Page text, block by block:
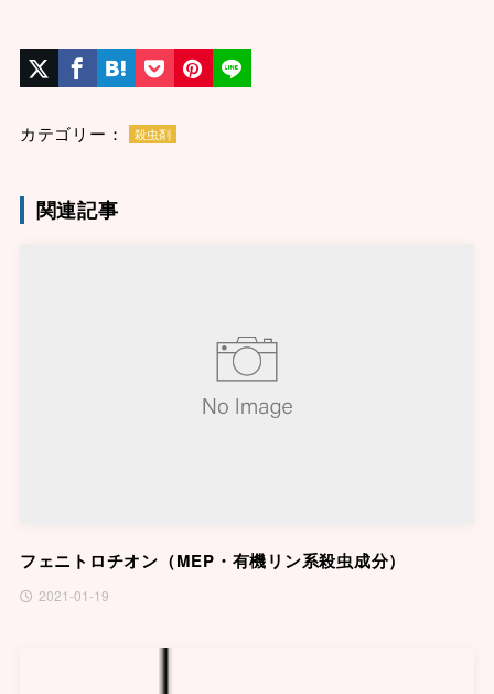
カテゴリー： 殺虫剤
関連記事
フェニトロチオン（MEP・有機リン系殺虫成分）
2021-01-19